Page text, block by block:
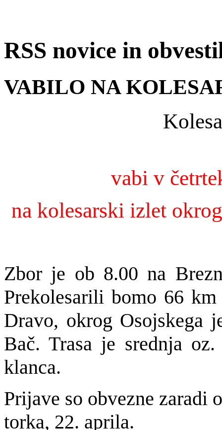
RSS novice in
VABILO NA
vabi v
na kolesarski izlet
Zbor je ob 8.00 na
Prekolesarili bomo 66
Dravo, okrog Osojskega
Bač. Trasa je srednja
klanca.
Prijave so obvezne zaradi
torka, 22. aprila.